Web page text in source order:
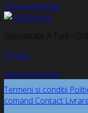
Citește mai mult
Specialitate A Turk -
Produs
Citește mai mult
Termeni si conditii
comand Contact